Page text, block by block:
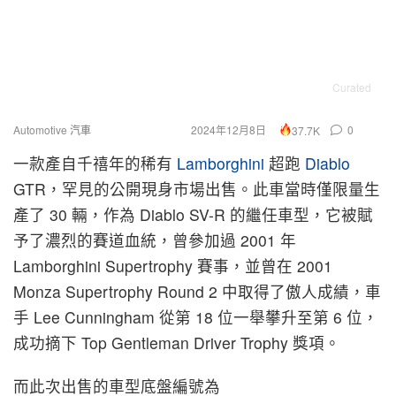
Curated
Automotive 汽車 2024年12月8日 37.7K 0
一款產自千禧年的稀有 Lamborghini 超跑 Diablo
GTR，罕見的公開現身市場出售。此車當時僅限量生
產了 30 輛，作為 Diablo SV-R 的繼任車型，它被賦
予了濃烈的賽道血統，曾參加過 2001 年
Lamborghini Supertrophy 賽事，並曾在 2001
Monza Supertrophy Round 2 中取得了傲人成績，車
手 Lee Cunningham 從第 18 位一舉攀升至第 6 位，
成功摘下 Top Gentleman Driver Trophy 獎項。
而此次出售的車型底盤編號為